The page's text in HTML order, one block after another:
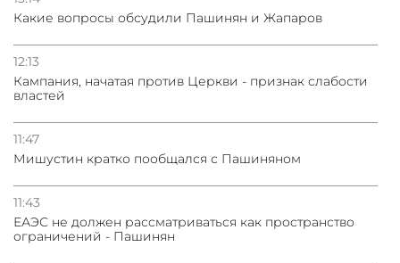
Какие вопросы обсудили Пашинян и Жапаров
12:13
Кампания, начатая против Церкви - признак слабости
властей
11:47
Мишустин кратко пообщался с Пашиняном
11:43
ЕАЭС не должен рассматриваться как пространство
ограничений - Пашинян